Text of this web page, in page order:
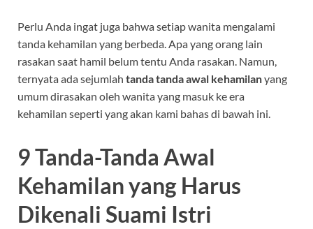
Perlu Anda ingat juga bahwa setiap wanita mengalami
tanda kehamilan yang berbeda. Apa yang orang lain
rasakan saat hamil belum tentu Anda rasakan. Namun,
ternyata ada sejumlah tanda tanda awal kehamilanyang
umum dirasakan oleh wanita yang masuk ke era
kehamilan seperti yang akan kami bahas di bawah ini.
9 Tanda-Tanda Awal
Kehamilan yang Harus
Dikenali Suami Istri